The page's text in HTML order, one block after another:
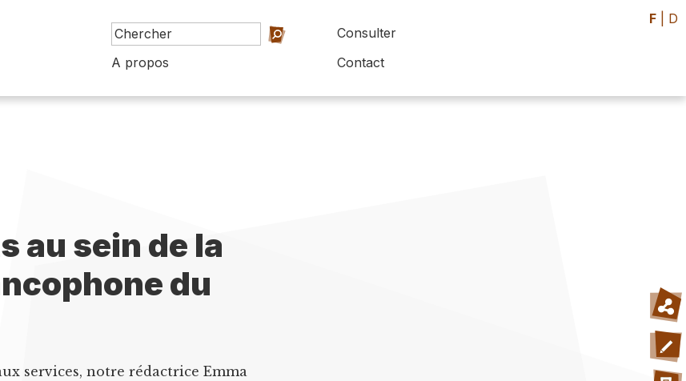
Consulter
A propos Contact
F D
au sein de la
du
services, notre rédactrice Emma